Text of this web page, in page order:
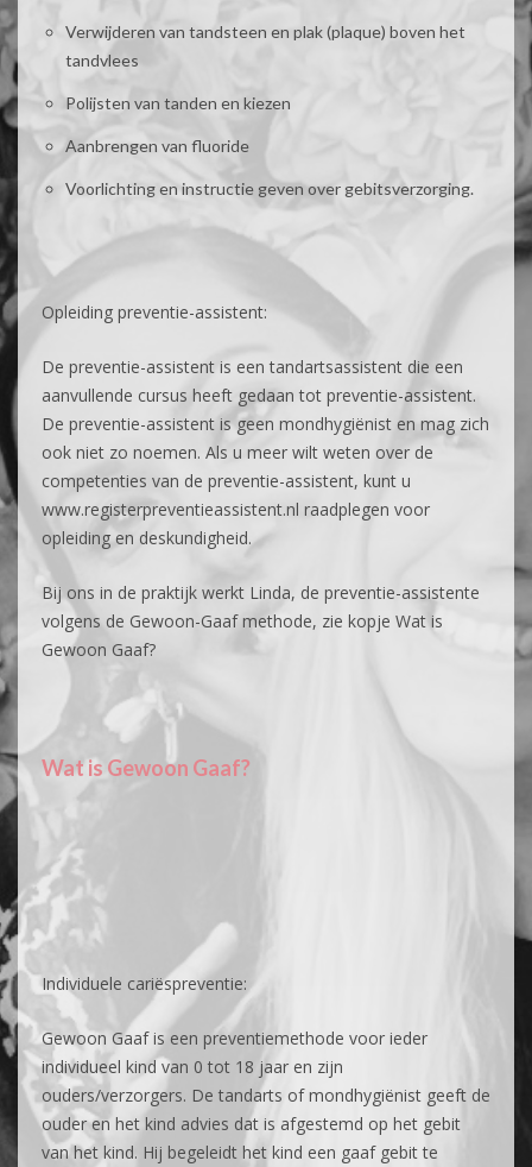
Verwijderen van tandsteen en plak (plaque) boven het
tandvlees
Polijsten van tanden en kiezen
Aanbrengen van fluoride
Voorlichting en instructie geven over gebitsverzorging.
Opleiding preventie-assistent:
De preventie-assistent is een tandartsassistent die een
aanvullende cursus heeft gedaan tot preventie-assistent.
De preventie-assistent is geen mondhygiënist en mag zich
ook niet zo noemen. Als u meer wilt weten over de
competenties van de preventie-assistent, kunt u
www.registerpreventieassistent.nl raadplegen voor
opleiding en deskundigheid.
Bij ons in de praktijk werkt Linda, de preventie-assistente
volgens de Gewoon-Gaaf methode, zie kopje Wat is
Gewoon Gaaf?
Wat is Gewoon Gaaf?
Individuele cariëspreventie:
Gewoon Gaaf is een preventiemethode voor ieder
individueel kind van 0 tot 18 jaar en zijn
ouders/verzorgers. De tandarts of mondhygiënist geeft de
ouder en het kind advies dat is afgestemd op het gebit
van het kind. Hij begeleidt het kind een gaaf gebit te